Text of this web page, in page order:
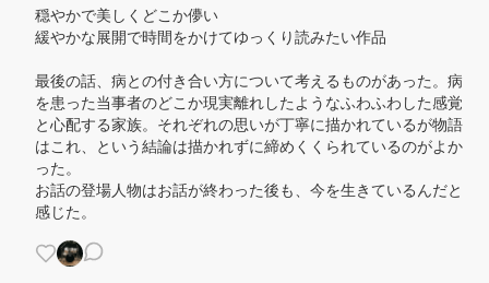
穏やかで美しくどこか儚い
緩やかな展開で時間をかけてゆっくり読みたい作品
最後の話、病との付き合い方について考えるものがあった。病
を患った当事者のどこか現実離れしたようなふわふわした感覚
と心配する家族。それぞれの思いが丁寧に描かれているが物語
はこれ、という結論は描かれずに締めくくられているのがよか
った。
お話の登場人物はお話が終わった後も、今を生きているんだと
感じた。